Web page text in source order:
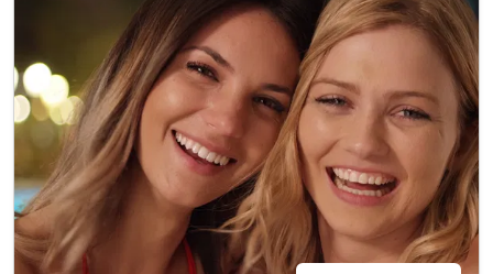
1 x 2 Stunden Spreewaldkahnfahrt
1 x Kaffeenachmittag mit Spreewälder Hefeplinse
1 x Gutschein für die Museen der Stadt Peitz
1 x Begrüßungslikör zum Abendessen am Anreisetag
1 x 1 Flasche Mineralwasser pro Zimmer
inkl. Nutzung der Sauna